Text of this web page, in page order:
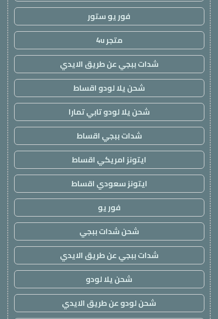
فور يو ستور
متجر 4u
شدات ببجي عن طريق الايدي
شحن يلا لودو اقساط
شحن يلا لودو تابي تمارا
شدات ببجي اقساط
ايتونز امريكي اقساط
ايتونز سعودي اقساط
فور يو
شحن شدات ببجي
شدات ببجي عن طريق الايدي
شحن يلا لودو
شحن لودو عن طريق الايدي